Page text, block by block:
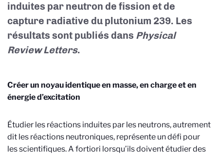
induites par neutron de fission et de
capture radiative du plutonium 239. Les
résultats sont publiés dans Physical
Review Letters.
Créer un noyau identique en masse, en charge et en
énergie d’excitation
Étudier les réactions induites par les neutrons, autrement
dit les réactions neutroniques, représente un défi pour
les scientifiques. A fortiori lorsqu’ils doivent étudier des